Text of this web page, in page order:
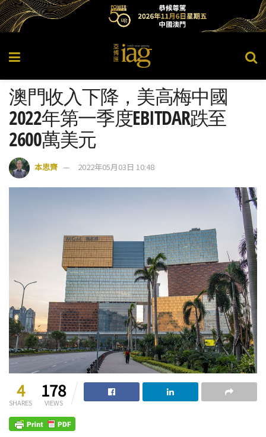
澳門收入下降，美高梅中國
2022年第一季度EBITDAR跌至
2600萬美元
本思齊 2022年05月03日 10:48
4
SHARES
178
VIEWS